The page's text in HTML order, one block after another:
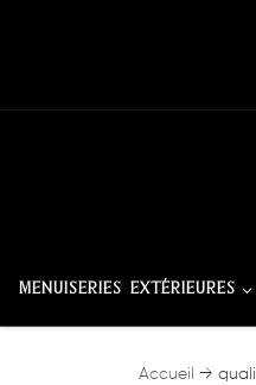
MENUISERIES EXTÉRIEURES
Accueil →